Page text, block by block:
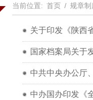
当前位置: 首页 / 规章制
关于印发《陕西
国家档案局关于
中共中央办公厅
中办国办印发《